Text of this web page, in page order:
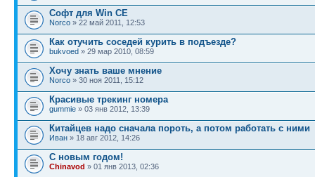
Софт для Win CE
Norco » 22 май 2011, 12:53
Как отучить соседей курить в подъезде?
bukvoed » 29 мар 2010, 08:59
Хочу знать ваше мнение
Norco » 30 ноя 2011, 15:12
Красивые трекинг номера
gummie » 03 янв 2012, 13:39
Китайцев надо сначала пороть, а потом работать с ними
Иван » 18 авг 2012, 14:26
С новым годом!
Chinavod » 01 янв 2013, 02:36